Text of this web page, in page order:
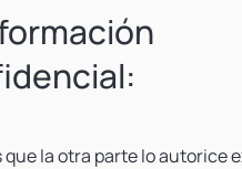
que la otra parte lo autorice